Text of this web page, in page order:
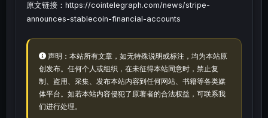
原文链接：https://cointelegraph.com/news/stripe-
announces-stablecoin-financial-accounts
声明：本站所有文章，如无特殊说明或标注，均为本站原
创发布。任何个人或组织，在未征得本站同意时，禁止复
制、盗用、采集、发布本站内容到任何网站、书籍等各类媒
体平台。如若本站内容侵犯了原著者的合法权益，可联系我
们进行处理。